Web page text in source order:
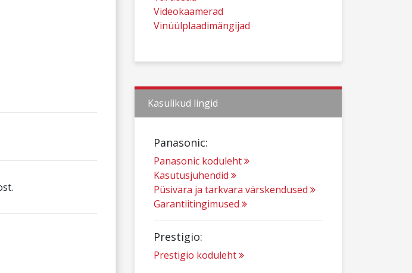
Videokaamerad
Vinüülplaadimängijad
Kasulikud lingid
Panasonic:
Panasonic koduleht
Kasutusjuhendid
Püsivara ja tarkvara värskendused
Garantiitingimused
Prestigio:
Prestigio koduleht